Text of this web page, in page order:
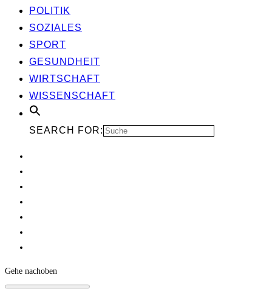
POLI­TIK
SOZIA­LES
SPORT
GESUND­HEIT
WIRT­SCHAFT
WIS­SEN­SCHAFT
SEARCH FOR:
Gehe nachoben